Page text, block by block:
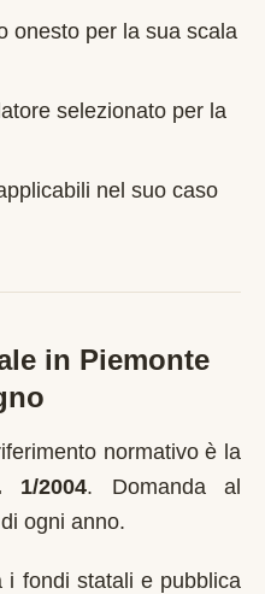
onesto per la sua scala
selezionato per la
nel suo caso
in Piemonte
normativo è la
1/2004. Domanda al
ogni anno.
i fondi statali e pubblica